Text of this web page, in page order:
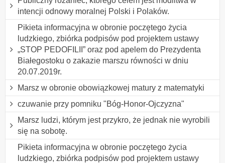
intencji odnowy moralnej Polski i Polaków.
Pikieta informacyjna w obronie poczętego życia
ludzkiego, zbiórka podpisów pod projektem ustawy
„STOP PEDOFILII” oraz pod apelem do Prezydenta
Białegostoku o zakazie marszu równości w dniu
20.07.2019r.
Marsz w obronie obowiązkowej matury z matematyki
czuwanie przy pomniku "Bóg-Honor-Ojczyzna"
Marsz ludzi, którym jest przykro, że jednak nie wyrobili
się na sobotę.
Pikieta informacyjna w obronie poczętego życia
ludzkiego, zbiórka podpisów pod projektem ustawy